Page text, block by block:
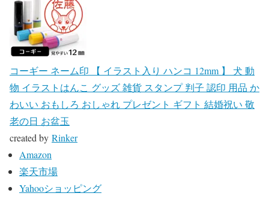
コーギー ネーム印 【 イラスト入り ハンコ 12mm 】 犬 動
物 イラストはんこ グッズ 雑貨 スタンプ 判子 認印 用品 か
わいい おもしろ おしゃれ プレゼント ギフト 結婚祝い 敬
老の日 お盆玉
created by Rinker
Amazon
楽天市場
Yahooショッピング